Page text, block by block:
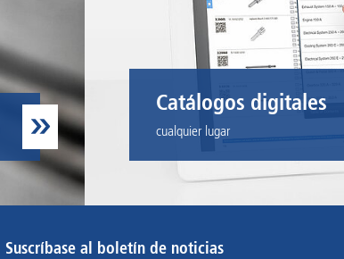
Catálogos digitales
cualquier lugar
Suscríbase al boletín de noticias